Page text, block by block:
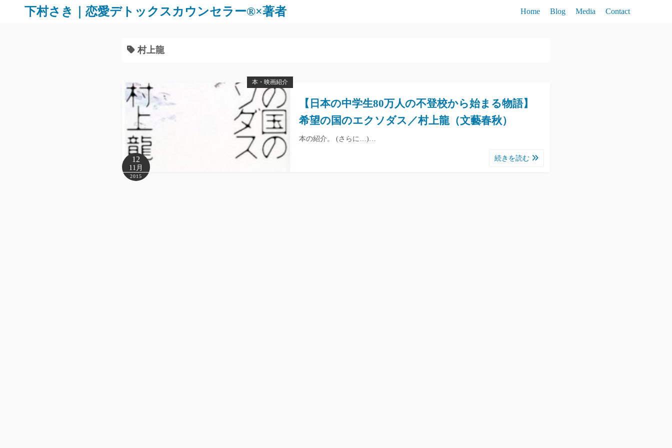
下村さき｜恋愛デトックスカウンセラー®×著者 Home Blog Media Contact
村上龍
本・映画紹介
12
11月
2015
【日本の中学生80万人の不登校から始まる物語】
希望の国のエクソダス／村上龍（文藝春秋）
本の紹介。 (さらに…)…
続きを読む